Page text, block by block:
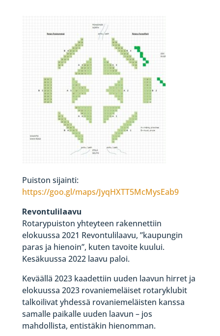
Puiston sijainti:
https://goo.gl/maps/JyqHXTT5McMysEab9
Revontulilaavu
Rotarypuiston yhteyteen rakennettiin
elokuussa 2021 Revontulilaavu, ”kaupungin
paras ja hienoin”, kuten tavoite kuului.
Kesäkuussa 2022 laavu paloi.
Keväällä 2023 kaadettiin uuden laavun hirret ja
elokuussa 2023 rovaniemeläiset rotaryklubit
talkoilivat yhdessä rovaniemeläisten kanssa
samalle paikalle uuden laavun – jos
mahdollista, entistäkin hienomman.